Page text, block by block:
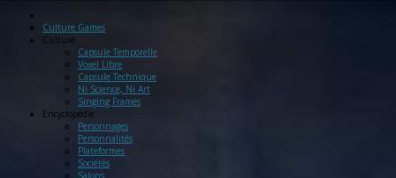
Culture Games
Culture
Capsule Temporelle
Voxel Libre
Capsule Technique
Ni Science, Ni Art
Singing Frames
Encyclopédie
Personnages
Personnalités
Plateformes
Sociétés
Salons